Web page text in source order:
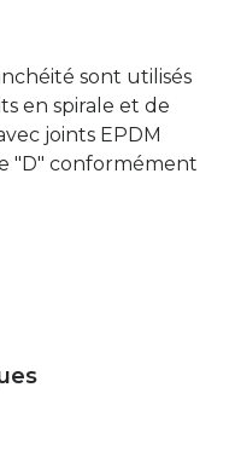
sont utilisés
en spirale et de
joints EPDM
"D" conformément